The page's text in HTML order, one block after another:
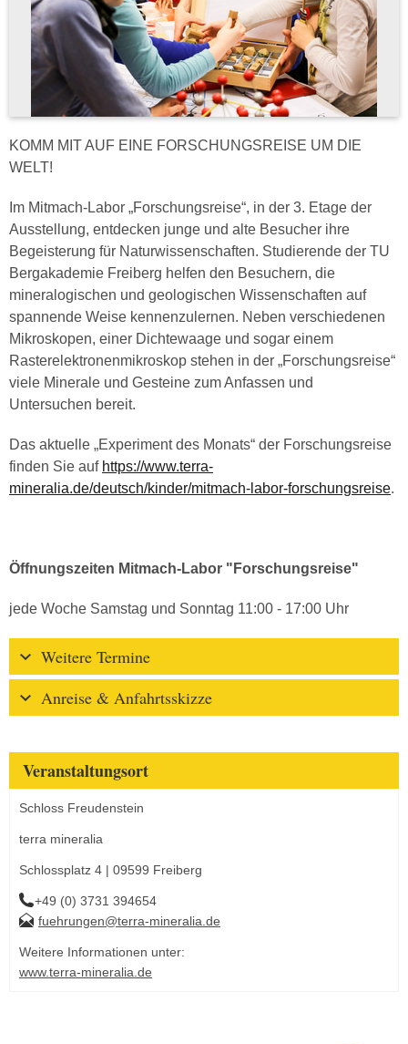
KOMM MIT AUF EINE FORSCHUNGSREISE UM DIE
WELT!
Im Mitmach-Labor „Forschungsreise“, in der 3. Etage der
Ausstellung, entdecken junge und alte Besucher ihre
Begeisterung für Naturwissenschaften. Studierende der TU
Bergakademie Freiberg helfen den Besuchern, die
mineralogischen und geologischen Wissenschaften auf
spannende Weise kennenzulernen. Neben verschiedenen
Mikroskopen, einer Dichtewaage und sogar einem
Rasterelektronenmikroskop stehen in der „Forschungsreise“
viele Minerale und Gesteine zum Anfassen und
Untersuchen bereit.
Das aktuelle „Experiment des Monats“ der Forschungsreise
finden Sie auf https://www.terra-
mineralia.de/deutsch/kinder/mitmach-labor-forschungsreise.
Öffnungszeiten Mitmach-Labor "Forschungsreise"
jede Woche Samstag und Sonntag 11:00 - 17:00 Uhr
Weitere Termine
Anreise & Anfahrtsskizze
Veranstaltungsort
Schloss Freudenstein
terra mineralia
Schlossplatz 4 | 09599 Freiberg
+49 (0) 3731 394654
fuehrungen@terra-mineralia.de
Weitere Informationen unter:
www.terra-mineralia.de